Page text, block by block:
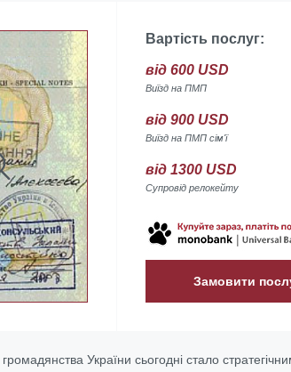
Вартість послуг:
від 600 USD
Виїзд на ПМП
від 900 USD
Виїзд на ПМП сім'ї
від 1300 USD
Супровід релокейту
Замовити
України сьогодні стало